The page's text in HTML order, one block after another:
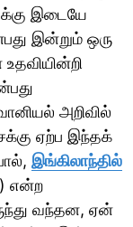
இடையே
இன்றும் ஒரு
அறிவில்
ஏற்ப இந்தக்
இங்கிலாந்தில்
என்ற
வந்தன, ஏன்